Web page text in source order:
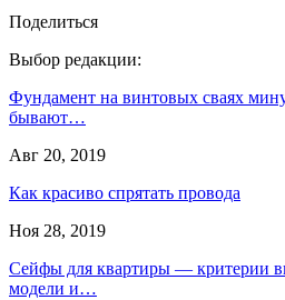
Поделиться
Выбор редакции:
Фундамент на винтовых сваях
бывают…
Авг 20, 2019
Как красиво спрятать провода
Ноя 28, 2019
Сейфы для квартиры — критерии
модели и…